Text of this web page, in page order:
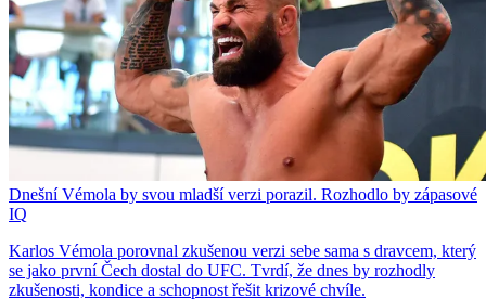
Dnešní Vémola by svou mladší verzi porazil. Rozhodlo by zápasové
IQ
Karlos Vémola porovnal zkušenou verzi sebe sama s dravcem, který
se jako první Čech dostal do UFC. Tvrdí, že dnes by rozhodly
zkušenosti, kondice a schopnost řešit krizové chvíle.